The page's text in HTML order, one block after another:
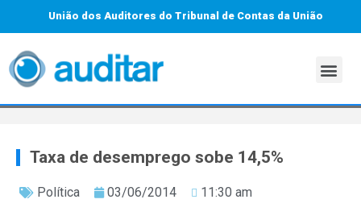
União dos Auditores do Tribunal de Contas da União
Taxa de desemprego sobe 14,5%
Política 03/06/2014 11:30 am